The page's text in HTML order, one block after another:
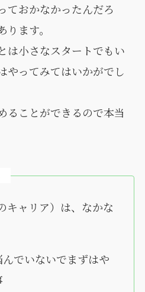
ておかなかったんだろ
ます。
は小さなスタートでもい
やってみてはいかがでし
ることができるので本当
キャリア）は、なかな
んでいないでまずはや